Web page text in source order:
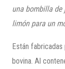
una bombilla
limón para un
Están
bovina. Al